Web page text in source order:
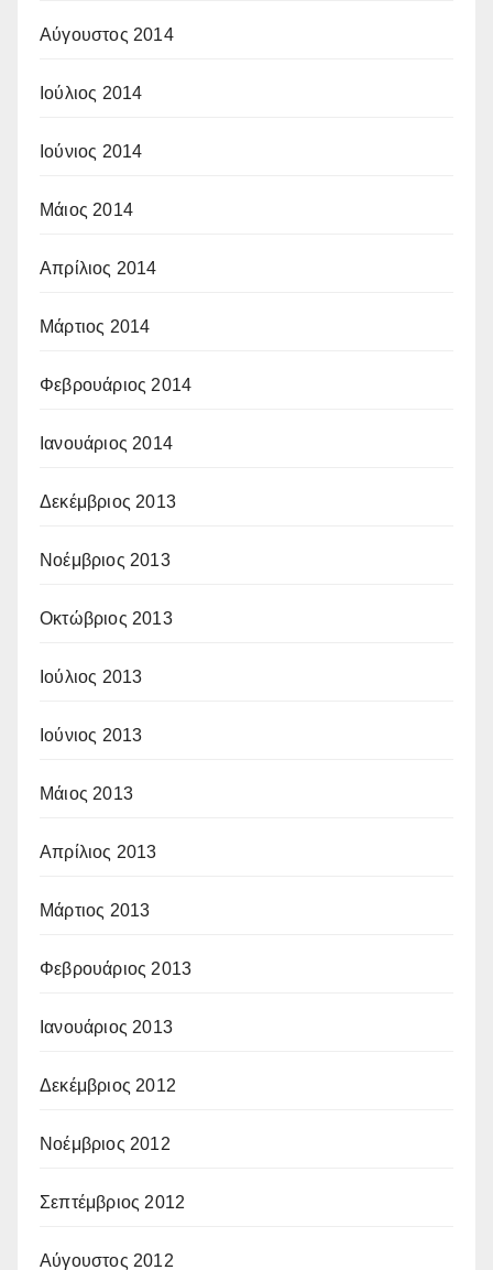
Αύγουστος 2014
Ιούλιος 2014
Ιούνιος 2014
Μάιος 2014
Απρίλιος 2014
Μάρτιος 2014
Φεβρουάριος 2014
Ιανουάριος 2014
Δεκέμβριος 2013
Νοέμβριος 2013
Οκτώβριος 2013
Ιούλιος 2013
Ιούνιος 2013
Μάιος 2013
Απρίλιος 2013
Μάρτιος 2013
Φεβρουάριος 2013
Ιανουάριος 2013
Δεκέμβριος 2012
Νοέμβριος 2012
Σεπτέμβριος 2012
Αύγουστος 2012